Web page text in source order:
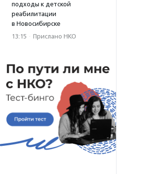
подходы к детской
реабилитации
в Новосибирске
13:15 · Прислано НКО